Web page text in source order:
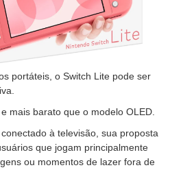
portáteis, o Switch Lite pode ser
mais barato que o modelo OLED.
à televisão, sua proposta
que jogam principalmente
ou momentos de lazer fora de